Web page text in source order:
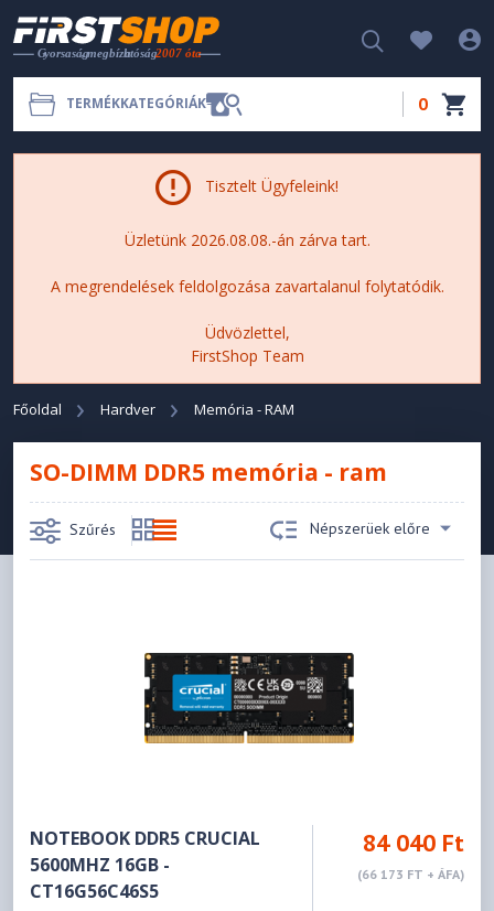
TERMÉKKATEGÓRIÁK 0
Tisztelt Ügyfeleink!
Üzletünk 2026.08.08.-án zárva tart.
A megrendelések feldolgozása zavartalanul folytatódik.
Üdvözlettel,
FirstShop Team
Főoldal Hardver Memória - RAM
SO-DIMM DDR5 memória - ram
Szűrés Népszerüek előre
NOTEBOOK DDR5 CRUCIAL
5600MHZ 16GB -
CT16G56C46S5
84 040 Ft
(66 173 FT + ÁFA)